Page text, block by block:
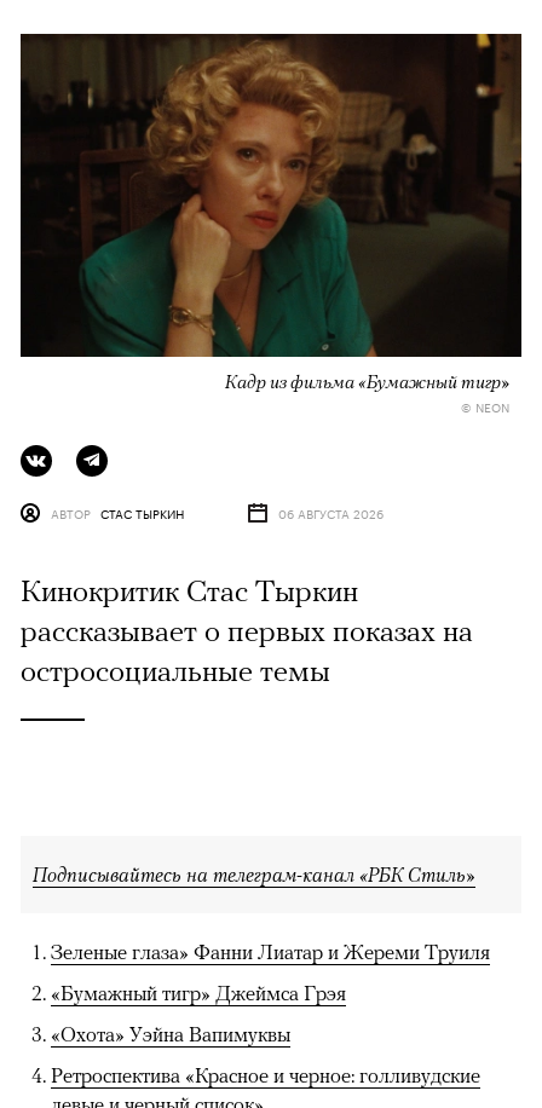
Кадр из фильма «Бумажный тигр»
© NEON
АВТОР СТАС ТЫРКИН 06 АВГУСТА 2026
Кинокритик Стас Тыркин
рассказывает о первых показах на
остросоциальные темы
Подписывайтесь на телеграм-канал «РБК Стиль»
Зеленые глаза» Фанни Лиатар и Жереми Труиля
«Бумажный тигр» Джеймса Грэя
«Охота» Уэйна Вапимуквы
Ретроспектива «Красное и черное: голливудские